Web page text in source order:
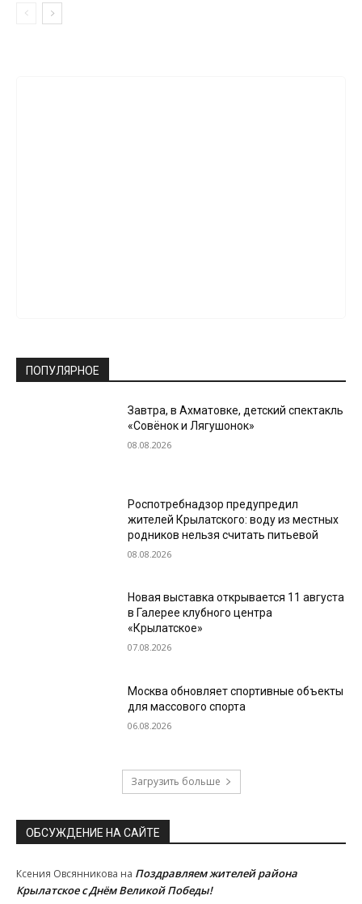
ПОПУЛЯРНОЕ
Завтра, в Ахматовке, детский спектакль
«Совёнок и Лягушонок»
08.08.2026
Роспотребнадзор предупредил
жителей Крылатского: воду из местных
родников нельзя считать питьевой
08.08.2026
Новая выставка открывается 11 августа
в Галерее клубного центра
«Крылатское»
07.08.2026
Москва обновляет спортивные объекты
для массового спорта
06.08.2026
Загрузить больше
ОБСУЖДЕНИЕ НА САЙТЕ
Ксения Овсянникова на Поздравляем жителей района
Крылатское с Днём Великой Победы!